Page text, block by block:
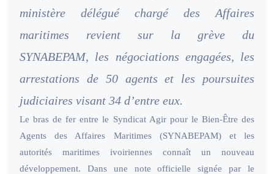
ministère délégué chargé des Affaires
maritimes revient sur la grève du
SYNABEPAM, les négociations engagées, les
arrestations de 50 agents et les poursuites
judiciaires visant 34 d’entre eux.
Le bras de fer entre le Syndicat Agir pour le Bien-Être des
Agents des Affaires Maritimes (SYNABEPAM) et les
autorités maritimes ivoiriennes connaît un nouveau
développement. Dans une note officielle signée par le